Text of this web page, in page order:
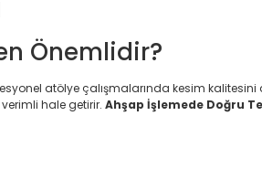
Önemlidir?
atölye çalışmalarında kesim
hale getirir. Ahşap İşlemede Doğru